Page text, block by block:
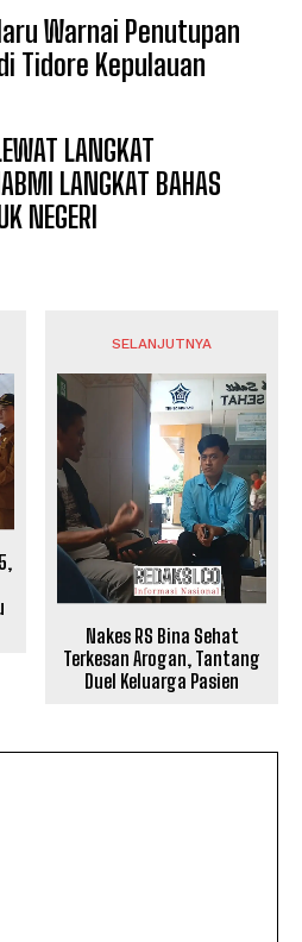
Warnai Penutupan
Tidore Kepulauan
LANGKAT
LANGKAT BAHAS
NEGERI
SELANJUTNYA
Nakes RS Bina Sehat
Terkesan Arogan, Tantang
Duel Keluarga Pasien